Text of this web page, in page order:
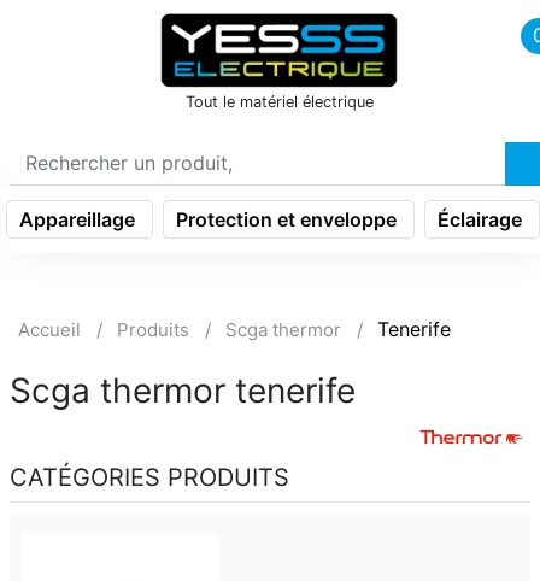
icon menu burger
Tout le matériel électrique
Appareillage Protection et enveloppe Éclairage
Accueil Produits Scga thermor Tenerife
Scga thermor tenerife
CATÉGORIES PRODUITS